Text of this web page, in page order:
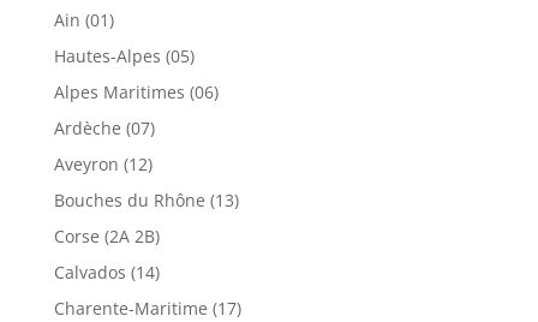
Ain (01)
Hautes-Alpes (05)
Alpes Maritimes (06)
Ardèche (07)
Aveyron (12)
Bouches du Rhône (13)
Corse (2A 2B)
Calvados (14)
Charente-Maritime (17)